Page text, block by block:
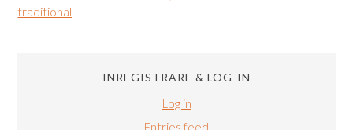
traditional
INREGISTRARE & LOG-IN
Log in
Entries feed